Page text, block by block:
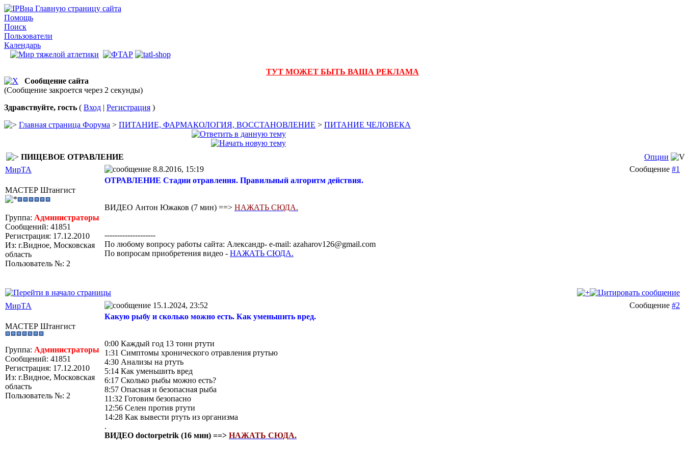
на Главную страницу сайта
Помощь
Поиск
Пользователи
Календарь
ТУТ МОЖЕТ БЫТЬ ВАША РЕКЛАМА
Сообщение сайта
(Сообщение закроется через 2 секунды)
Здравствуйте, гость ( Вход | Регистрация )
Главная страница Форума > ПИТАНИЕ, ФАРМАКОЛОГИЯ, ВОССТАНОВЛЕНИЕ > ПИТАНИЕ ЧЕЛОВЕКА
ПИЩЕВОЕ ОТРАВЛЕНИЕ
Опции
МирТА
8.8.2016, 15:19 Сообщение #1
МАСТЕР Штангист
Группа: Администраторы
Сообщений: 41851
Регистрация: 17.12.2010
Из: г.Видное, Московская
область
Пользователь №: 2
ОТРАВЛЕНИЕ Стадии отравления. Правильный алгоритм действия.
ВИДЕО Антон Южаков (7 мин) ==> НАЖАТЬ СЮДА.
--------------------
По любому вопросу работы сайта: Александр- e-mail: azaharov126@gmail.com
По вопросам приобретения видео - НАЖАТЬ СЮДА.
МирТА 15.1.2024, 23:52 Сообщение #2
МАСТЕР Штангист
Группа: Администраторы
Сообщений: 41851
Регистрация: 17.12.2010
Из: г.Видное, Московская
область
Пользователь №: 2
Какую рыбу и сколько можно есть. Как уменьшить вред.
0:00 Каждый год 13 тонн ртути
1:31 Симптомы хронического отравления ртутью
4:30 Анализы на ртуть
5:14 Как уменьшить вред
6:17 Сколько рыбы можно есть?
8:57 Опасная и безопасная рыба
11:32 Готовим безопасно
12:56 Селен против ртути
14:28 Как вывести ртуть из организма
.
ВИДЕО doctorpetrik (16 мин) ==> НАЖАТЬ СЮДА.